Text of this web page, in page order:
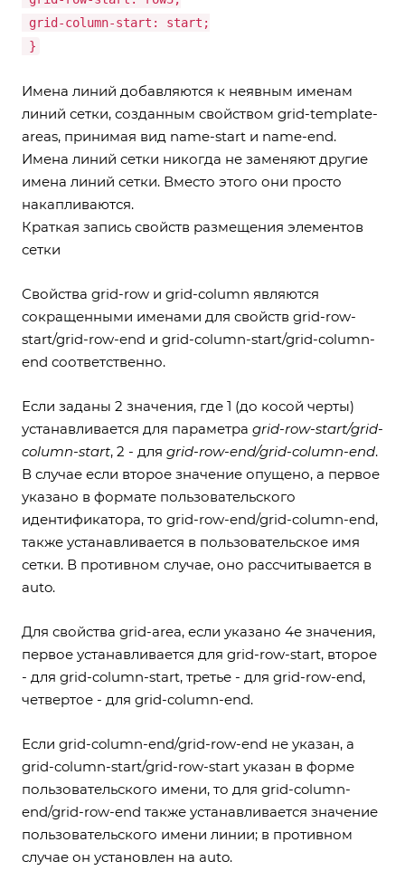
grid-column-start: start;
}
Имена линий добавляются к неявным именам
линий сетки, созданным свойством grid-template-
areas, принимая вид name-start и name-end.
Имена линий сетки никогда не заменяют другие
имена линий сетки. Вместо этого они просто
накапливаются.
Краткая запись свойств размещения элементов
сетки
Свойства grid-row и grid-column являются
сокращенными именами для свойств grid-row-
start/grid-row-end и grid-column-start/grid-column-
end соответственно.
Если заданы 2 значения, где 1 (до косой черты)
устанавливается для параметра grid-row-start/grid-
column-start, 2 - для grid-row-end/grid-column-end.
В случае если второе значение опущено, а первое
указано в формате пользовательского
идентификатора, то grid-row-end/grid-column-end,
также устанавливается в пользовательское имя
сетки. В противном случае, оно рассчитывается в
auto.
Для свойства grid-area, если указано 4е значения,
первое устанавливается для grid-row-start, второе
- для grid-column-start, третье - для grid-row-end,
четвертое - для grid-column-end.
Если grid-column-end/grid-row-end не указан, а
grid-column-start/grid-row-start указан в форме
пользовательского имени, то для grid-column-
end/grid-row-end также устанавливается значение
пользовательского имени линии; в противном
случае он установлен на auto.